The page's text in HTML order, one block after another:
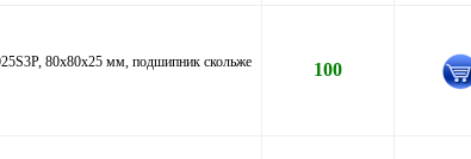
80x80x25 мм, подшипник скольже
100